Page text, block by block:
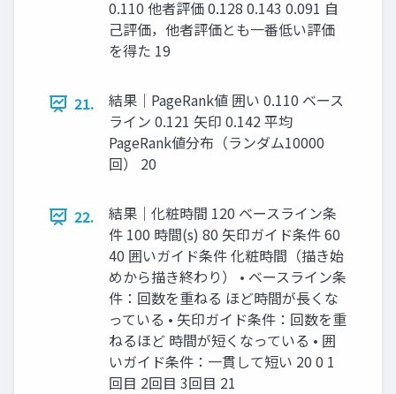
0.110 他者評価 0.128 0.143 0.091 自
己評価，他者評価とも一番低い評価
を得た 19
21.
結果｜PageRank値 囲い 0.110 ベース
ライン 0.121 矢印 0.142 平均
PageRank値分布（ランダム10000
回） 20
22.
結果｜化粧時間 120 ベースライン条
件 100 時間(s) 80 矢印ガイド条件 60
40 囲いガイド条件 化粧時間（描き始
めから描き終わり） • ベースライン条
件：回数を重ねる ほど時間が長くな
っている • 矢印ガイド条件：回数を重
ねるほど 時間が短くなっている • 囲
いガイド条件：一貫して短い 20 0 1
回目 2回目 3回目 21